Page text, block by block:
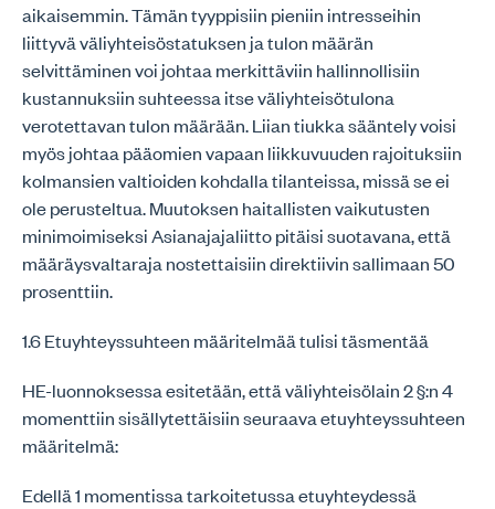
aikaisemmin. Tämän tyyppisiin pieniin intresseihin
liittyvä väliyhteisöstatuksen ja tulon määrän
selvittäminen voi johtaa merkittäviin hallinnollisiin
kustannuksiin suhteessa itse väliyhteisötulona
verotettavan tulon määrään. Liian tiukka sääntely voisi
myös johtaa pääomien vapaan liikkuvuuden rajoituksiin
kolmansien valtioiden kohdalla tilanteissa, missä se ei
ole perusteltua. Muutoksen haitallisten vaikutusten
minimoimiseksi Asianajajaliitto pitäisi suotavana, että
määräysvaltaraja nostettaisiin direktiivin sallimaan 50
prosenttiin.
1.6 Etuyhteyssuhteen määritelmää tulisi täsmentää
HE-luonnoksessa esitetään, että väliyhteisölain 2 §:n 4
momenttiin sisällytettäisiin seuraava etuyhteyssuhteen
määritelmä:
Edellä 1 momentissa tarkoitetussa etuyhteydessä